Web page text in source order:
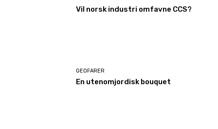
Vil norsk industri omfavne CCS?
GEOFARER
En utenomjordisk bouquet